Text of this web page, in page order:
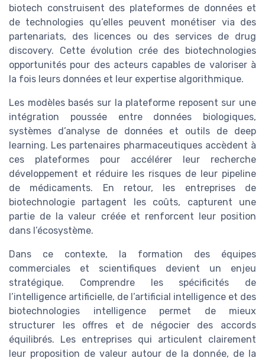
biotech construisent des plateformes de données et
de technologies qu’elles peuvent monétiser via des
partenariats, des licences ou des services de drug
discovery. Cette évolution crée des biotechnologies
opportunités pour des acteurs capables de valoriser à
la fois leurs données et leur expertise algorithmique.
Les modèles basés sur la plateforme reposent sur une
intégration poussée entre données biologiques,
systèmes d’analyse de données et outils de deep
learning. Les partenaires pharmaceutiques accèdent à
ces plateformes pour accélérer leur recherche
développement et réduire les risques de leur pipeline
de médicaments. En retour, les entreprises de
biotechnologie partagent les coûts, capturent une
partie de la valeur créée et renforcent leur position
dans l’écosystème.
Dans ce contexte, la formation des équipes
commerciales et scientifiques devient un enjeu
stratégique. Comprendre les spécificités de
l’intelligence artificielle, de l’artificial intelligence et des
biotechnologies intelligence permet de mieux
structurer les offres et de négocier des accords
équilibrés. Les entreprises qui articulent clairement
leur proposition de valeur autour de la donnée, de la